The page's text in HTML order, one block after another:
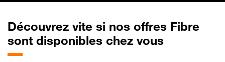
Découvrez vite si nos offres Fibre
sont disponibles chez vous